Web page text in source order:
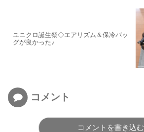
ユニクロ誕生祭◇エアリズム＆保冷バッ
グが良かった♪
コメント
コメントを書き込む